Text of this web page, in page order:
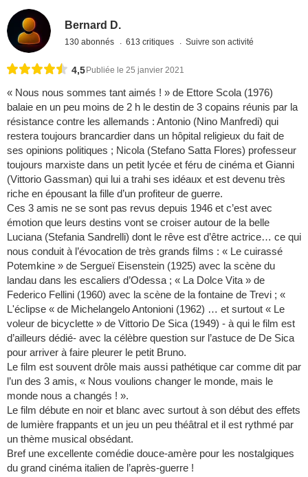
Bernard D.
130 abonnés 613 critiques Suivre son activité
4,5 Publiée le 25 janvier 2021
« Nous nous sommes tant aimés ! » de Ettore Scola (1976)
balaie en un peu moins de 2 h le destin de 3 copains réunis par la
résistance contre les allemands : Antonio (Nino Manfredi) qui
restera toujours brancardier dans un hôpital religieux du fait de
ses opinions politiques ; Nicola (Stefano Satta Flores) professeur
toujours marxiste dans un petit lycée et féru de cinéma et Gianni
(Vittorio Gassman) qui lui a trahi ses idéaux et est devenu très
riche en épousant la fille d’un profiteur de guerre.
Ces 3 amis ne se sont pas revus depuis 1946 et c’est avec
émotion que leurs destins vont se croiser autour de la belle
Luciana (Stefania Sandrelli) dont le rêve est d’être actrice… ce qui
nous conduit à l’évocation de très grands films : « Le cuirassé
Potemkine » de Sergueï Eisenstein (1925) avec la scène du
landau dans les escaliers d’Odessa ; « La Dolce Vita » de
Federico Fellini (1960) avec la scène de la fontaine de Trevi ; «
L'éclipse « de Michelangelo Antonioni (1962) … et surtout « Le
voleur de bicyclette » de Vittorio De Sica (1949) - à qui le film est
d’ailleurs dédié- avec la célèbre question sur l’astuce de De Sica
pour arriver à faire pleurer le petit Bruno.
Le film est souvent drôle mais aussi pathétique car comme dit par
l’un des 3 amis, « Nous voulions changer le monde, mais le
monde nous a changés ! ».
Le film débute en noir et blanc avec surtout à son début des effets
de lumière frappants et un jeu un peu théâtral et il est rythmé par
un thème musical obsédant.
Bref une excellente comédie douce-amère pour les nostalgiques
du grand cinéma italien de l’après-guerre !